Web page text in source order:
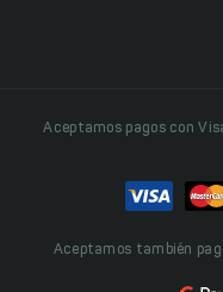
Aceptamos pagos con
Aceptamos también